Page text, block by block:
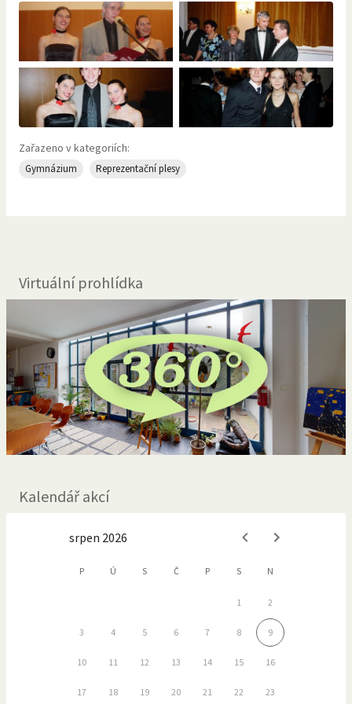
Zařazeno v kategoriích:
Gymnázium Reprezentační plesy
Virtuální prohlídka
Kalendář akcí
srpen 2026
P Ú S Č P S N
1 2
3 4 5 6 7 8 9
10 11 12 13 14 15 16
17 18 19 20 21 22 23